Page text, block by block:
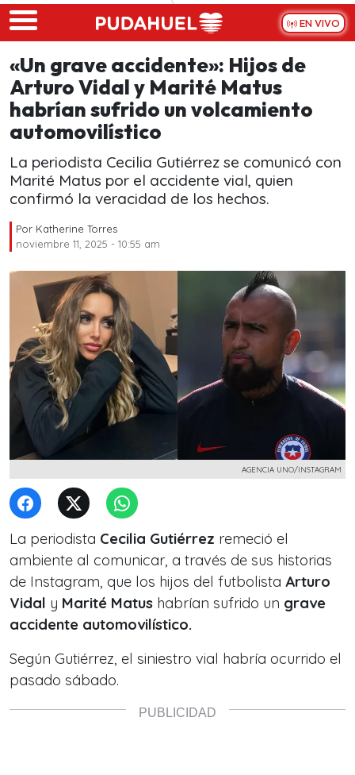
Skip to main content
EN VIVO
«Un grave accidente»: Hijos de
Arturo Vidal y Marité Matus
habrían sufrido un volcamiento
automovilístico
La periodista Cecilia Gutiérrez se comunicó con
Marité Matus por el accidente vial, quien
confirmó la veracidad de los hechos.
Por Katherine Torres
noviembre 11, 2025 - 10:55 am
AGENCIA UNO/INSTAGRAM
La periodista Cecilia Gutiérrez remeció el
ambiente al comunicar, a través de sus historias
de Instagram, que los hijos del futbolista Arturo
Vidal y Marité Matus habrían sufrido un grave
accidente automovilístico.
Según Gutiérrez, el siniestro vial habría ocurrido el
pasado sábado.